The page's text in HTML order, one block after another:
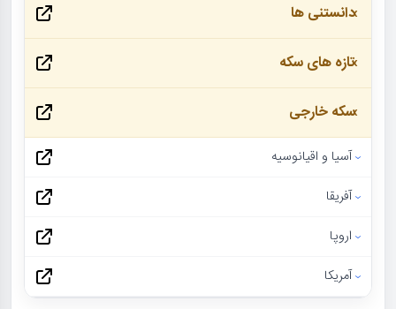
دانستنی ها
تازه های سکه
سکه خارجی
آسیا و اقیانوسیه
آفریقا
اروپا
آمریکا